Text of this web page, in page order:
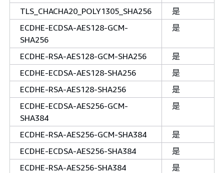
TLS_CHACHA20_POLY1305_SHA256
是
ECDHE-ECDSA-AES128-GCM-
SHA256
是
ECDHE-RSA-AES128-GCM-SHA256
是
ECDHE-ECDSA-AES128-SHA256
是
ECDHE-RSA-AES128-SHA256
是
ECDHE-ECDSA-AES256-GCM-
SHA384
是
ECDHE-RSA-AES256-GCM-SHA384
是
ECDHE-ECDSA-AES256-SHA384
是
ECDHE-RSA-AES256-SHA384
是